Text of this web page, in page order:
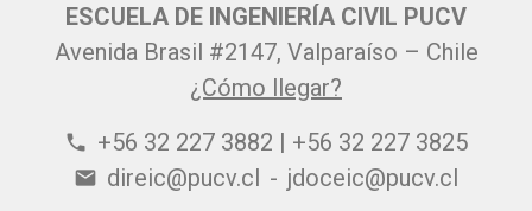
ESCUELA DE INGENIERÍA CIVIL PUCV
Avenida Brasil #2147, Valparaíso – Chile
¿Cómo llegar?
phone +56 32 227 3882 | +56 32 227 3825
email direic@pucv.cl - jdoceic@pucv.cl